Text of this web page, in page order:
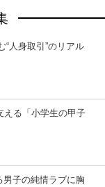
“人身取引”のリアル
える「小学生の甲子
子の純情ラブに胸